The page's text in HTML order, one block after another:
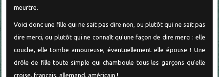
meurtre.
Voici donc une fille qui ne sait pas dire non, ou plutôt qui ne sait pas
dire merci, ou plutôt qui ne connaît qu'une façon de dire merci : elle
couche, elle tombe amoureuse, éventuellement elle épouse ! Une
drôle de fille toute simple qui chamboule tous les garçons qu'elle
croise, français, allemand, américain !